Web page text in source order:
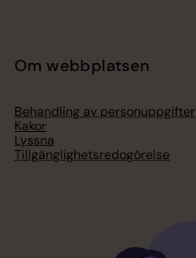
Om webbplatsen
Behandling av personuppgifter
Kakor
Lyssna
Tillgänglighetsredogörelse